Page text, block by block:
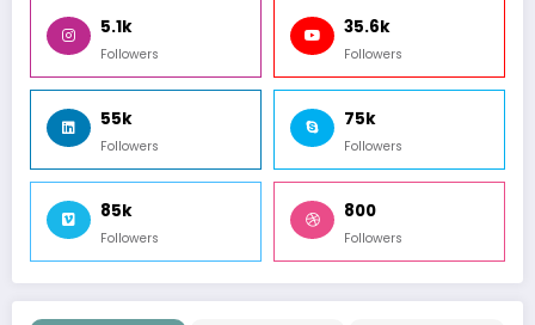
5.1k
Followers
35.6k
Followers
55k
Followers
75k
Followers
85k
Followers
800
Followers